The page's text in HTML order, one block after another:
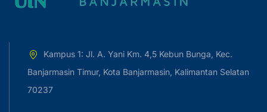
Kampus 1: Jl. A. Yani Km. 4,5 Kebun Bunga, Kec.
Banjarmasin Timur, Kota Banjarmasin, Kalimantan Selatan
70237